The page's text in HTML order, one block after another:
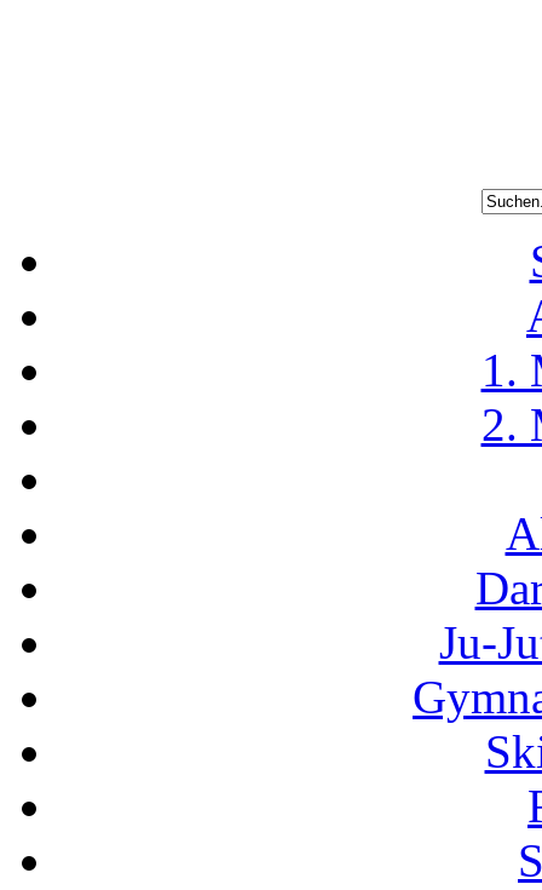
1.
2.
Ju-